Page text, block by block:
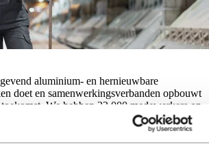
aluminium- en hernieuwbare
doet en samenwerkingsverbanden opbouwt
We hebben 32.000 medewerkers op
in 40 landen.